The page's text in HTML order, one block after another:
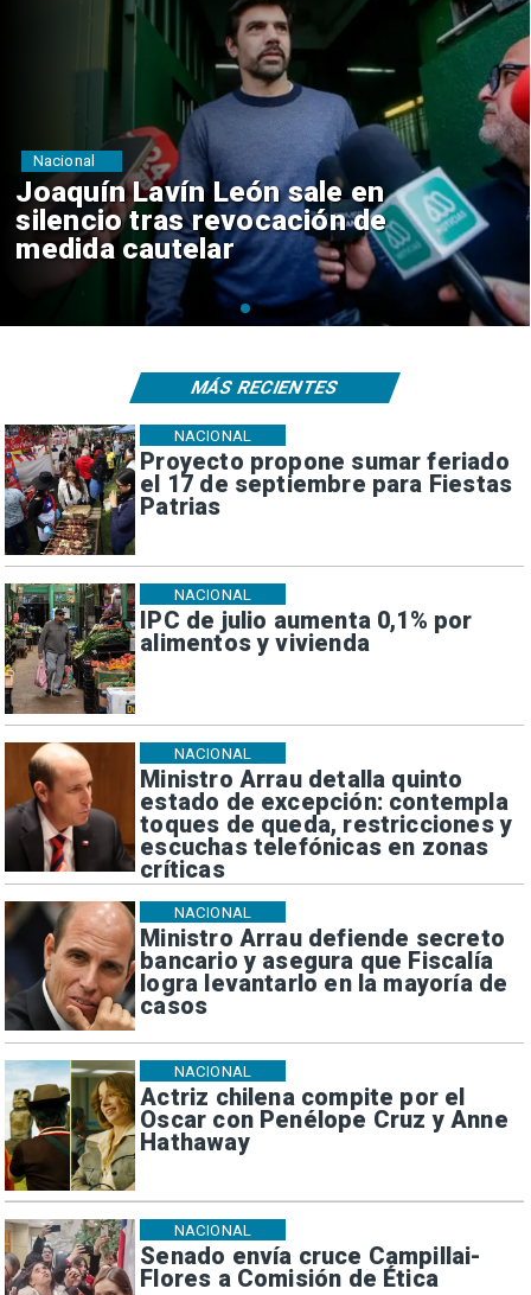
Chile y Venezuela formalizan
reinicio de relaciones
consulares
Nacional
Proyecto propone sumar feriado
el 17 de septiembre para Fiestas
Patrias
NACIONAL
IPC de julio aumenta 0,1% por
alimentos y vivienda
NACIONAL
Ministro Arrau detalla quinto
estado de excepción: contempla
toques de queda, restricciones y
escuchas telefónicas en zonas
críticas
NACIONAL
Ministro Arrau defiende secreto
bancario y asegura que Fiscalía
logra levantarlo en la mayoría de
casos
NACIONAL
Actriz chilena compite por el
Oscar con Penélope Cruz y Anne
Hathaway
NACIONAL
Senado envía cruce Campillai-
Flores a Comisión de Ética
NACIONAL
MÁS RECIENTES